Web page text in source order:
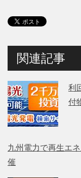
関連記事
利
付
九州電力で再生エ
催